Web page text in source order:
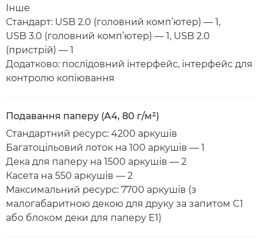
Інше
Стандарт: USB 2.0 (головний комп’ютер) — 1,
USB 3.0 (головний комп’ютер) — 1, USB 2.0
(пристрій) — 1
Додатково: послідовний інтерфейс, інтерфейс для
контролю копіювання
Подавання паперу (A4, 80 г/м²)
Стандартний ресурс: 4200 аркушів
Багатоцільовий лоток на 100 аркушів — 1
Дека для паперу на 1500 аркушів — 2
Касета на 550 аркушів — 2
Максимальний ресурс: 7700 аркушів (з
малогабаритною декою для друку за запитом C1
або блоком деки для паперу E1)